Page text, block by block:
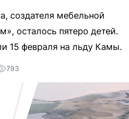
создателя мебельной
осталось пятеро детей.
15 февраля на льду Камы.
793